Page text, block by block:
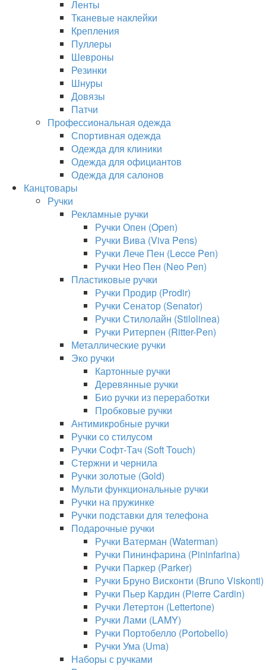
Ленты
Тканевые наклейки
Крепления
Пуллеры
Шевроны
Резинки
Шнуры
Довязы
Патчи
Профессиональная одежда
Спортивная одежда
Одежда для клиники
Одежда для официантов
Одежда для салонов
Канцтовары
Ручки
Рекламные ручки
Ручки Опен (Open)
Ручки Вива (Viva Pens)
Ручки Лече Пен (Lecce Pen)
Ручки Нео Пен (Neo Pen)
Пластиковые ручки
Ручки Продир (Prodir)
Ручки Сенатор (Senator)
Ручки Стилолайн (Stilolinea)
Ручки Ритерпен (Ritter-Pen)
Металлические ручки
Эко ручки
Картонные ручки
Деревянные ручки
Био ручки из переработки
Пробковые ручки
Антимикробные ручки
Ручки со стилусом
Ручки Софт-Тач (Soft Touch)
Стержни и чернила
Ручки золотые (Gold)
Мульти функциональные ручки
Ручки на пружинке
Ручки подставки для телефона
Подарочные ручки
Ручки Ватерман (Waterman)
Ручки Пининфарина (Pininfarina)
Ручки Паркер (Parker)
Ручки Бруно Висконти (Bruno Viskonti)
Ручки Пьер Кардин (Pierre Cardin)
Ручки Летертон (Lettertone)
Ручки Лами (LAMY)
Ручки Портобелло (Portobello)
Ручки Ума (Uma)
Наборы с ручками